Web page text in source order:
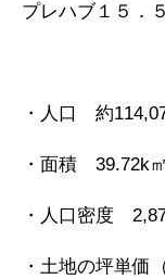
プレハブ１５．
・人口 約
・面積 39.72k
・人口密度
・土地の坪単価